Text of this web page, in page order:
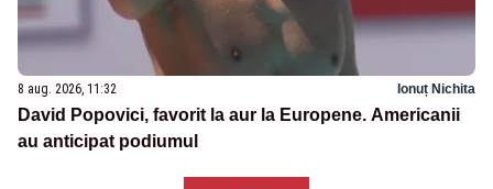
8 aug. 2026, 11:32 Ionuț Nichita
David Popovici, favorit la aur la Europene. Americanii
au anticipat podiumul